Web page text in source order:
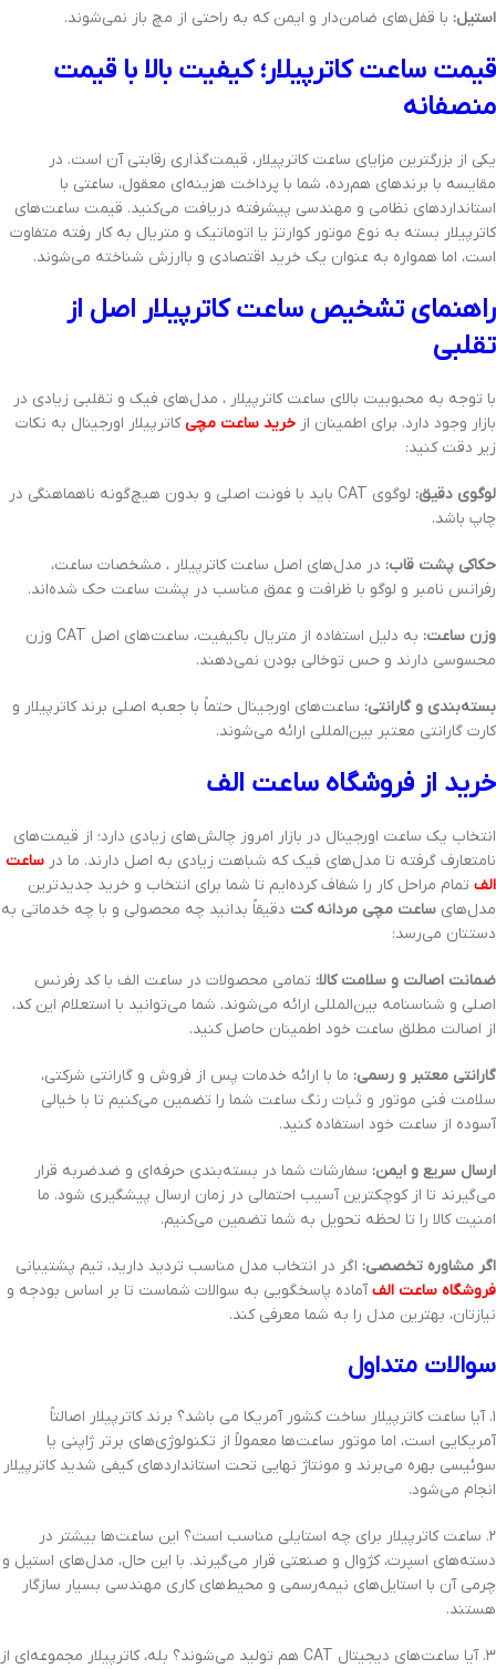
استیل: با قفل‌های ضامن‌دار و ایمن که به راحتی از مچ باز نمی‌شوند.
قیمت ساعت کاترپیلار؛ کیفیت بالا با قیمت
منصفانه
یکی از بزرگترین مزایای ساعت کاترپیلار، قیمت‌گذاری رقابتی آن است. در
مقایسه با برندهای هم‌رده، شما با پرداخت هزینه‌ای معقول، ساعتی با
استانداردهای نظامی و مهندسی پیشرفته دریافت می‌کنید. قیمت ساعت‌های
کاترپیلار بسته به نوع موتور کوارتز یا اتوماتیک و متریال به کار رفته متفاوت
است، اما همواره به عنوان یک خرید اقتصادی و باارزش شناخته می‌شوند.
راهنمای تشخیص ساعت کاترپیلار اصل از
تقلبی
با توجه به محبوبیت بالای ساعت‌ کاترپیلار ، مدل‌های فیک و تقلبی زیادی در
بازار وجود دارد. برای اطمینان از خرید ساعت مچیکاترپیلار اورجینال به نکات
زیر دقت کنید:
لوگوی دقیق:
لوگوی CAT باید با فونت اصلی و بدون هیچ‌گونه ناهماهنگی در
چاپ باشد.
حکاکی پشت قاب: در مدل‌های اصل ساعت کاترپیلار ، مشخصات ساعت،
رفرانس نامبر و لوگو با ظرافت و عمق مناسب در پشت ساعت حک شده‌اند.
وزن ساعت:
به دلیل استفاده از متریال باکیفیت، ساعت‌های اصل CAT وزن
محسوسی دارند و حس توخالی بودن نمی‌دهند.
بسته‌بندی و گارانتی: ساعت‌های اورجینال حتماً با جعبه اصلی برند کاترپیلار و
کارت گارانتی معتبر بین‌المللی ارائه می‌شوند.
خرید از فروشگاه ساعت الف
انتخاب یک ساعت اورجینال در بازار امروز چالش‌های زیادی دارد؛ از قیمت‌های
نامتعارف گرفته تا مدل‌های فیک که شباهت زیادی به اصل دارند. ما در ساعت
الف تمام مراحل کار را شفاف کرده‌ایم تا شما برای انتخاب و خرید جدیدترین
مدل‌های ساعت مچی مردانه کت دقیقاً بدانید چه محصولی و با چه خدماتی به
دستتان می‌رسد:
ضمانت اصالت و سلامت کالا: تمامی محصولات در ساعت الف با کد رفرنس
اصلی و شناسنامه بین‌المللی ارائه می‌شوند. شما می‌توانید با استعلام این کد،
از اصالت مطلق ساعت خود اطمینان حاصل کنید.
گارانتی معتبر و رسمی: ما با ارائه خدمات پس از فروش و گارانتی شرکتی،
سلامت فنی موتور و ثبات رنگ ساعت شما را تضمین می‌کنیم تا با خیالی
آسوده از ساعت خود استفاده کنید.
ارسال سریع و ایمن: سفارشات شما در بسته‌بندی حرفه‌ای و ضدضربه قرار
می‌گیرند تا از کوچکترین آسیب احتمالی در زمان ارسال پیشگیری شود. ما
امنیت کالا را تا لحظه تحویل به شما تضمین می‌کنیم.
اگر مشاوره تخصصی: اگر در انتخاب مدل مناسب تردید دارید، تیم پشتیبانی
فروشگاه ساعت الفآماده پاسخگویی به سوالات شماست تا بر اساس بودجه و
نیازتان، بهترین مدل را به شما معرفی کند.
سوالات متداول
۱. آیا ساعت‌ کاترپیلار ساخت کشور آمریکا می باشد؟ برند کاترپیلار اصالتاً
آمریکایی است، اما موتور ساعت‌ها معمولاً از تکنولوژی‌های برتر ژاپنی یا
سوئیسی بهره می‌برند و مونتاژ نهایی تحت استانداردهای کیفی شدید کاترپیلار
انجام می‌شود.
۲. ساعت کاترپیلار برای چه استایلی مناسب است؟ این ساعت‌ها بیشتر در
دسته‌های اسپرت، کژوال و صنعتی قرار می‌گیرند. با این حال، مدل‌های استیل و
چرمی آن با استایل‌های نیمه‌رسمی و محیط‌های کاری مهندسی بسیار سازگار
هستند.
۳. آیا ساعت‌های دیجیتال CAT هم تولید می‌شوند؟ بله، کاترپیلار مجموعه‌ای از